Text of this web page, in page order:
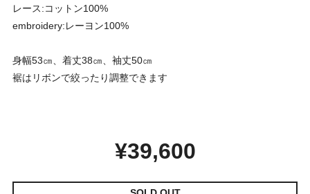
レース:コットン100%
embroidery:レーヨン100%
身幅53㎝、着丈38㎝、袖丈50㎝
裾はリボンで絞ったり調整できます
¥39,600